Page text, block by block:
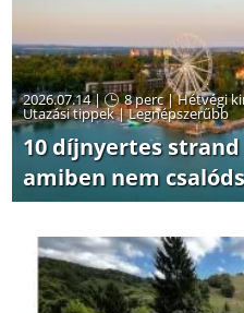
2026.07.14 | 8 perc|Hétvégi
Utazási tippek|Legnépszerűbb
10 díjnyertes
amiben nem